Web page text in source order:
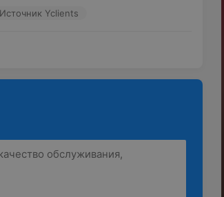
Источник Yclients